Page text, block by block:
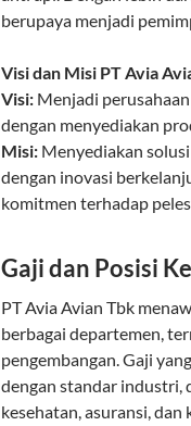
berupaya menjadi
Visi dan Misi PT Avia
Visi: Menjadi
dengan menyediakan
Misi: Menyediakan
dengan inovasi
komitmen terhadap
Gaji dan Posisi
PT Avia Avian Tbk
berbagai departemen,
pengembangan. Gaji
dengan standar industri,
kesehatan, asuransi,